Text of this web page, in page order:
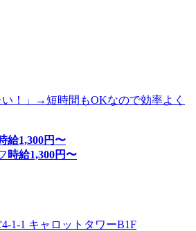
い！」→短時間もOKなので効率よく
給1,300円〜
時給1,300円〜
1-1 キャロットタワーB1F